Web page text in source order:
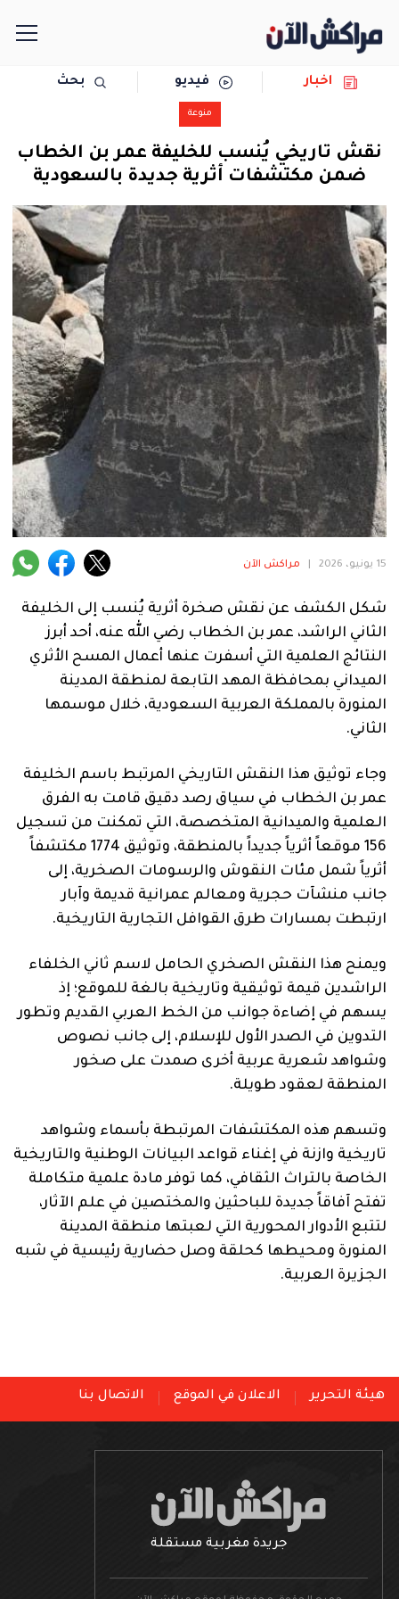
مجتمع
سياسة
رياضة
حوادث
دولية
المرأة
فنية
منوعة
آراء
اخبار فيديو بحث
منوعة
نقش تاريخي يُنسب للخليفة عمر بن الخطاب
ضمن مكتشفات أثرية جديدة بالسعودية
15 يونيو، 2026 مراكش الآن
شكل الكشف عن نقش صخرة أثرية يُنسب إلى الخليفة
الثاني الراشد، عمر بن الخطاب رضي الله عنه، أحد أبرز
النتائج العلمية التي أسفرت عنها أعمال المسح الأثري
الميداني بمحافظة المهد التابعة لمنطقة المدينة
المنورة بالمملكة العربية السعودية، خلال موسمها
الثاني.
وجاء توثيق هذا النقش التاريخي المرتبط باسم الخليفة
عمر بن الخطاب في سياق رصد دقيق قامت به الفرق
العلمية والميدانية المتخصصة، التي تمكنت من تسجيل
156 موقعاً أثرياً جديداً بالمنطقة، وتوثيق 1774 مكتشفاً
أثرياً شمل مئات النقوش والرسومات الصخرية، إلى
جانب منشآت حجرية ومعالم عمرانية قديمة وآبار
ارتبطت بمسارات طرق القوافل التجارية التاريخية.
ويمنح هذا النقش الصخري الحامل لاسم ثاني الخلفاء
الراشدين قيمة توثيقية وتاريخية بالغة للموقع؛ إذ
يسهم في إضاءة جوانب من الخط العربي القديم وتطور
التدوين في الصدر الأول للإسلام، إلى جانب نصوص
وشواهد شعرية عربية أخرى صمدت على صخور
المنطقة لعقود طويلة.
وتسهم هذه المكتشفات المرتبطة بأسماء وشواهد
تاريخية وازنة في إغناء قواعد البيانات الوطنية والتاريخية
الخاصة بالتراث الثقافي، كما توفر مادة علمية متكاملة
تفتح آفاقاً جديدة للباحثين والمختصين في علم الآثار،
لتتبع الأدوار المحورية التي لعبتها منطقة المدينة
المنورة ومحيطها كحلقة وصل حضارية رئيسية في شبه
الجزيرة العربية.
هيئة التحرير الاعلان في الموقع الاتصال بنا
جريدة مغربية مستقلة